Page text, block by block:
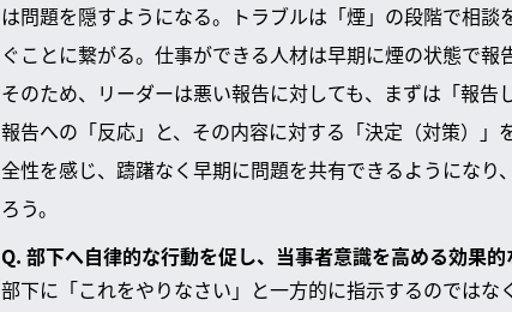
は問題を隠すようになる。トラブルは「煙」の段階で相
ぐことに繋がる。仕事ができる人材は早期に煙の状態で報
そのため、リーダーは悪い報告に対しても、まずは「報告
報告への「反応」と、その内容に対する「決定（対策）
全性を感じ、躊躇なく早期に問題を共有できるようにな
ろう。
Q. 部下へ自律的な行動を促し、当事者意識を高める効果
部下に「これをやりなさい」と一方的に指示するのでは